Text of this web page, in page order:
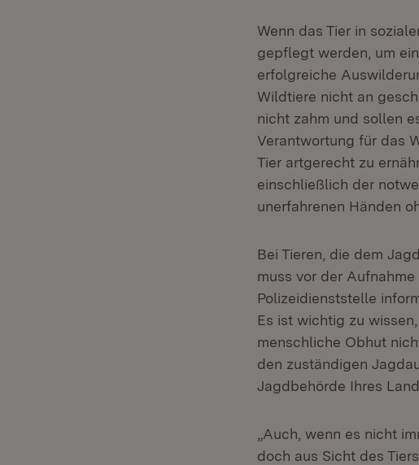
Wenn das Tier in
gepflegt werden, um
erfolgreiche
Wildtiere nicht an
nicht zahm und sollen
Verantwortung für das
Tier artgerecht zu
einschließlich der
unerfahrenen Händen
Bei Tieren, die dem
muss vor der
Polizeidienststelle
Es ist wichtig zu
menschliche Obhut
den zuständigen
Jagdbehörde Ihres
„Auch, wenn es nicht
doch aus Sicht des